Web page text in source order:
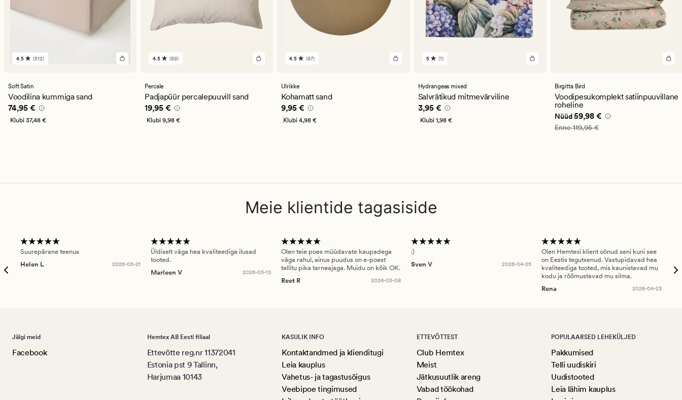
512
hinnanguga
4.5
4.5 (512)
Soft Satin
Voodilina kummiga sand
Pris_ee 74,95 €
74,95 €
Klubi 37,48 €
89
hinnanguga
4.5
4.5 (89)
Percale
Padjapüür percalepuuvill sand
Pris_ee 19,95 €
19,95 €
Klubi9,98 €
67
hinnanguga
4.5
4.5 (67)
Ulrikke
Kohamatt sand
Pris_ee 9,95 €
9,95 €
Klubi4,98 €
1
hinnanguga
5
5 (1)
Hydrangeas mixed
Salvrätikud mitmevärviline
Pris_ee 3,95 €
3,95 €
Klubi 1,98 €
Birgitta Bird
Voodipesukomplekt satiinpuuvillane
roheline
Nåværende pris_ee
Nüüd 59,98 €
Vanlig pris_ee
Enne119,95 €
Meie klientide tagasiside
Suurepärane teenus
Helen L
2026-05-21
Üldiselt väga hea kvaliteediga ilusad
tooted.
Marleen V
2026-05-13
Olen teie poes müüdavate kaupadega
väga rahul, ainus puudus on e-poest
tellitu pika tarneajaga. Muidu on kõik OK.
Reet R
2026-05-08
:)
Sven V
2026-04-25
Olen Hemtexi klient oönud seni kuni see
on Eestis tegutsenud. Vastupidavad hea
kvaliteediga tooted, mis kaunistavad mu
kodu ja rõõmustavad mu silma.
Rena
2026-04-23
Jälgi meid
Facebook
Hemtex AB Eesti filiaal
Ettevõtte reg.nr 11372041
Estonia pst 9 Tallinn,
Harjumaa 10143
KASULIK INFO
Kontaktandmed ja klienditugi
Leia kauplus
Vahetus- ja tagastusõigus
Veebipoe tingimused
ETTEVÕTTEST
Club Hemtex
Meist
Jätkusuutlik areng
Vabad töökohad
POPULAARSED LEHEKÜLJED
Pakkumised
Telli uudiskiri
Uudistooted
Leia lähim kauplus